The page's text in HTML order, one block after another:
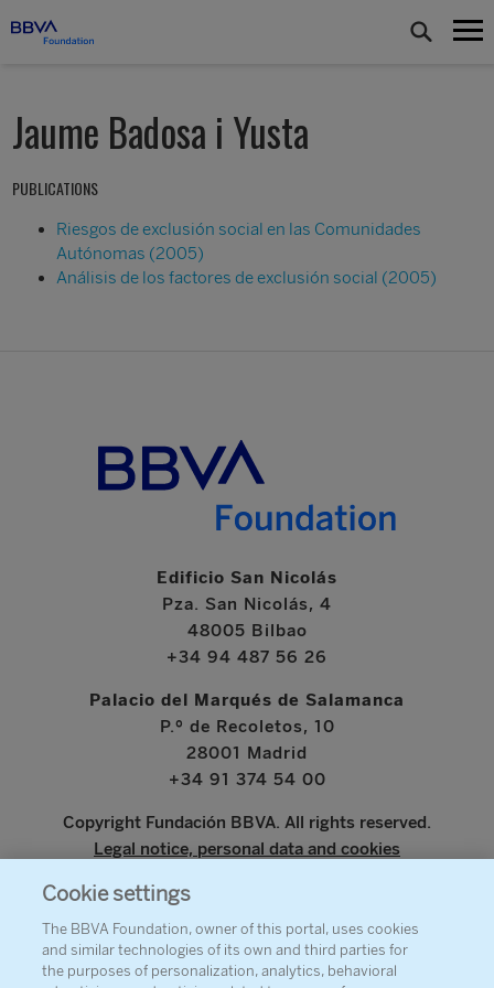
Jaume Badosa i Yusta
PUBLICATIONS
Riesgos de exclusión social en las Comunidades
Autónomas (2005)
Análisis de los factores de exclusión social (2005)
Edificio San Nicolás
Pza. San Nicolás, 4
48005 Bilbao
+34 94 487 56 26
Palacio del Marqués de Salamanca
P.º de Recoletos, 10
28001 Madrid
+34 91 374 54 00
Copyright Fundación BBVA. All rights reserved.
Legal notice, personal data and cookies
Cookie settings
The BBVA Foundation, owner of this portal, uses cookies
and similar technologies of its own and third parties for
the purposes of personalization, analytics, behavioral